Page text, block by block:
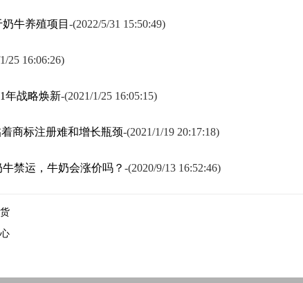
牛养殖项目 -(2022/5/31 15:50:49)
25 16:06:26)
年战略焕新-(2021/1/25 16:05:15)
商标注册难和增长瓶颈-(2021/1/19 20:17:18)
禁运，牛奶会涨价吗？ -(2020/9/13 16:52:46)